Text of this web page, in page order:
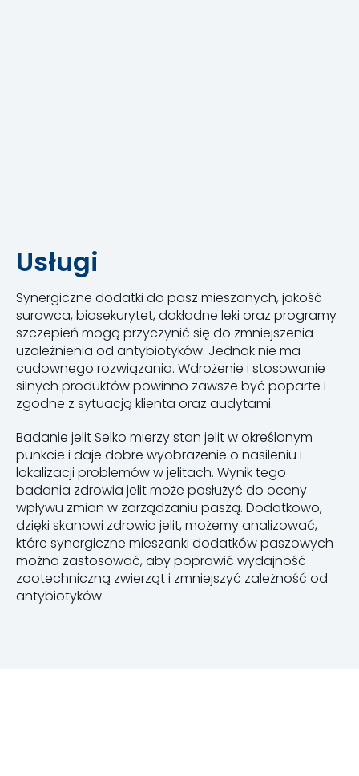
Usługi
Synergiczne dodatki do pasz mieszanych, jakość
surowca, biosekurytet, dokładne leki oraz programy
szczepień mogą przyczynić się do zmniejszenia
uzależnienia od antybiotyków. Jednak nie ma
cudownego rozwiązania. Wdrożenie i stosowanie
silnych produktów powinno zawsze być poparte i
zgodne z sytuacją klienta oraz audytami.
Badanie jelit Selko mierzy stan jelit w określonym
punkcie i daje dobre wyobrażenie o nasileniu i
lokalizacji problemów w jelitach. Wynik tego
badania zdrowia jelit może posłużyć do oceny
wpływu zmian w zarządzaniu paszą. Dodatkowo,
dzięki skanowi zdrowia jelit, możemy analizować,
które synergiczne mieszanki dodatków paszowych
można zastosować, aby poprawić wydajność
zootechniczną zwierząt i zmniejszyć zależność od
antybiotyków.